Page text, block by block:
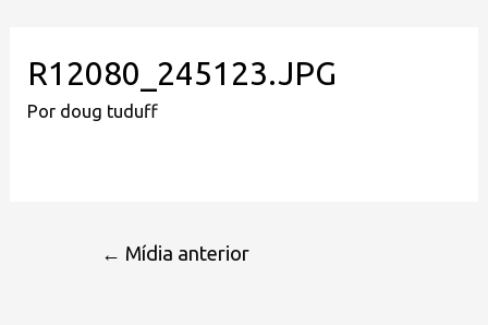
R12080_245123.JPG
Por doug tuduff
← Mídia anterior